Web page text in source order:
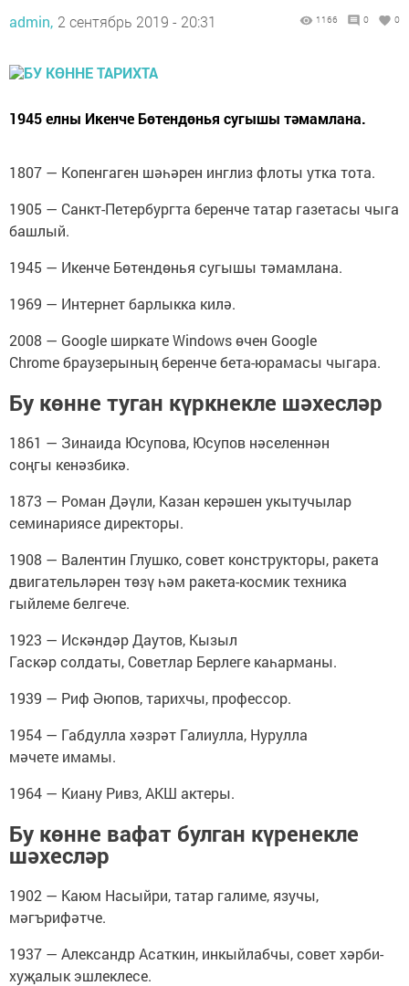
admin, 2 сентябрь 2019 - 20:31 1166 0 0
1945 елны Икенче Бөтендөнья сугышы тәмамлана.
1807 — Копенгаген шәһәрен инглиз флоты утка тота.
1905 — Санкт-Петербургта беренче татар газетасы чыга
башлый.
1945 — Икенче Бөтендөнья сугышы тәмамлана.
1969 — Интернет барлыкка килә.
2008 — Google ширкате Windows өчен Google
Chrome браузерының беренче бета-юрамасы чыгара.
Бу көнне туган күркнекле шәхесләр
1861 — Зинаида Юсупова, Юсупов нәселеннән
соңгы кенәзбикә.
1873 — Роман Дәүли, Казан керәшен укытучылар
семинариясе директоры.
1908 — Валентин Глушко, совет конструкторы, ракета
двигательләрен төзү һәм ракета-космик техника
гыйлеме белгече.
1923 — Искәндәр Даутов, Кызыл
Гаскәр солдаты, Советлар Берлеге каһарманы.
1939 — Риф Әюпов, тарихчы, профессор.
1954 — Габдулла хәзрәт Галиулла, Нурулла
мәчете имамы.
1964 — Киану Ривз, АКШ актеры.
Бу көнне вафат булган күренекле
шәхесләр
1902 — Каюм Насыйри, татар галиме, язучы,
мәгърифәтче.
1937 — Александр Асаткин, инкыйлабчы, совет хәрби-
хуҗалык эшлеклесе.